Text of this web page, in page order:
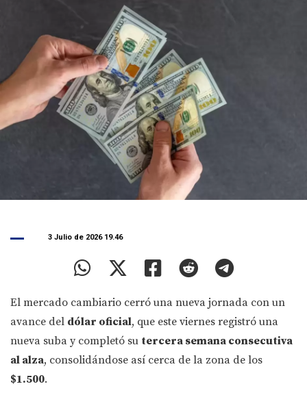
3 Julio de 2026 19.46
El mercado cambiario cerró una nueva jornada con un
avance del dólar oficial, que este viernes registró una
nueva suba y completó su tercera semana consecutiva
al alza, consolidándose así cerca de la zona de los
$1.500.